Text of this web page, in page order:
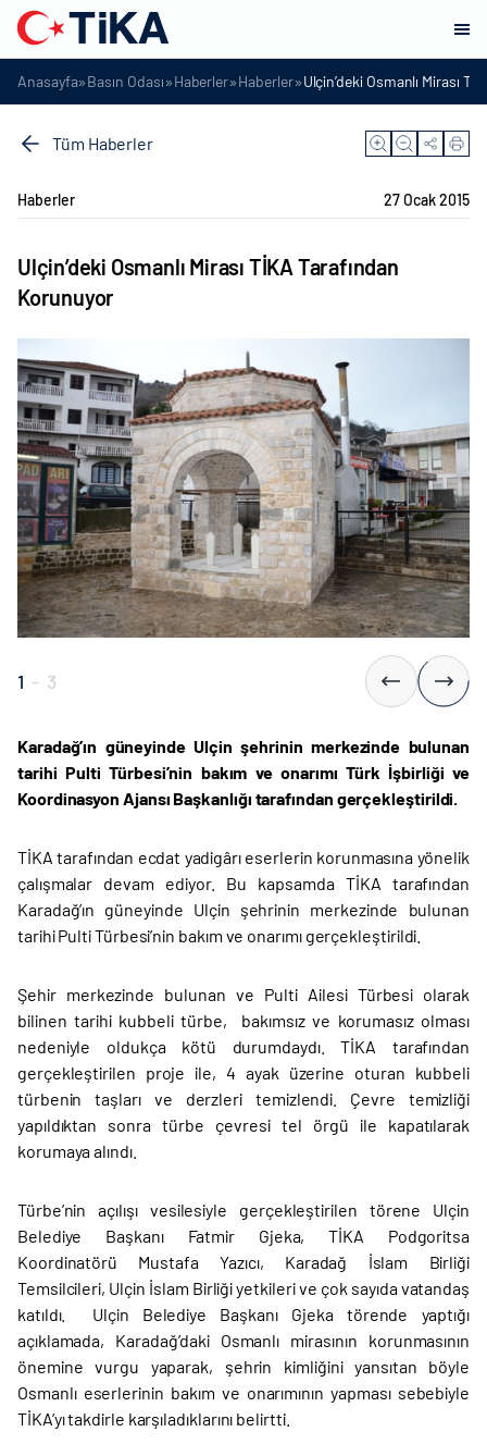
Anasayfa»Basın Odası»Haberler»Haberler»Ulçin’deki Osmanlı Mirası
Tüm Haberler
Haberler 27 Ocak 2015
Ulçin’deki Osmanlı Mirası TİKA Tarafından
Korunuyor
1 - 3
Karadağ’ın güneyinde Ulçin şehrinin merkezinde bulunan
tarihi Pulti Türbesi’nin bakım ve onarımı Türk İşbirliği ve
Koordinasyon Ajansı Başkanlığı tarafından gerçekleştirildi.
TİKA tarafından ecdat yadigârı eserlerin korunmasına yönelik
çalışmalar devam ediyor. Bu kapsamda TİKA tarafından
Karadağ’ın güneyinde Ulçin şehrinin merkezinde bulunan
tarihi Pulti Türbesi’nin bakım ve onarımı gerçekleştirildi.
Şehir merkezinde bulunan ve Pulti Ailesi Türbesi olarak
bilinen tarihi kubbeli türbe, bakımsız ve korumasız olması
nedeniyle oldukça kötü durumdaydı. TİKA tarafından
gerçekleştirilen proje ile, 4 ayak üzerine oturan kubbeli
türbenin taşları ve derzleri temizlendi. Çevre temizliği
yapıldıktan sonra türbe çevresi tel örgü ile kapatılarak
korumaya alındı.
Türbe’nin açılışı vesilesiyle gerçekleştirilen törene Ulçin
Belediye Başkanı Fatmir Gjeka, TİKA Podgoritsa
Koordinatörü Mustafa Yazıcı, Karadağ İslam Birliği
Temsilcileri, Ulçin İslam Birliği yetkileri ve çok sayıda vatandaş
katıldı. Ulçin Belediye Başkanı Gjeka törende yaptığı
açıklamada, Karadağ’daki Osmanlı mirasının korunmasının
önemine vurgu yaparak, şehrin kimliğini yansıtan böyle
Osmanlı eserlerinin bakım ve onarımının yapması sebebiyle
TİKA’yı takdirle karşıladıklarını belirtti.